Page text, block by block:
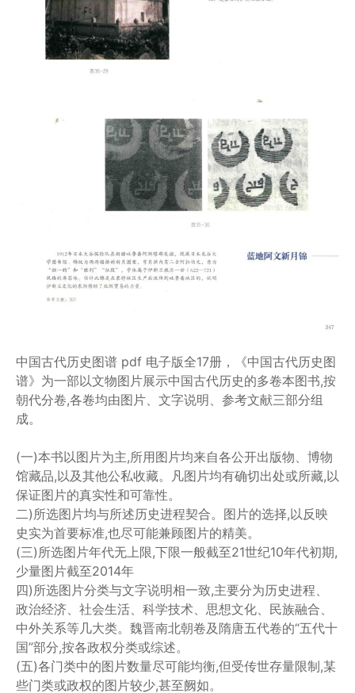
中国古代历史图谱 pdf 电子版全17册，《中国古代历史图
谱》为一部以文物图片展示中国古代历史的多卷本图书,按
朝代分卷,各卷均由图片、文字说明、参考文献三部分组
成。
(一)本书以图片为主,所用图片均来自各公开出版物、博物
馆藏品,以及其他公私收藏。凡图片均有确切出处或所藏,以
保证图片的真实性和可靠性。
二)所选图片均与所述历史进程契合。图片的选择,以反映
史实为首要标准,也尽可能兼顾图片的精美。
(三)所选图片年代无上限,下限一般截至21世纪10年代初期,
少量图片截至2014年
四)所选图片分类与文字说明相一致,主要分为历史进程、
政治经济、社会生活、科学技术、思想文化、民族融合、
中外关系等几大类。魏晋南北朝卷及隋唐五代卷的“五代十
国”部分,按各政权分类或综述。
(五)各门类中的图片数量尽可能均衡,但受传世存量限制,某
些门类或政权的图片较少,甚至阙如。